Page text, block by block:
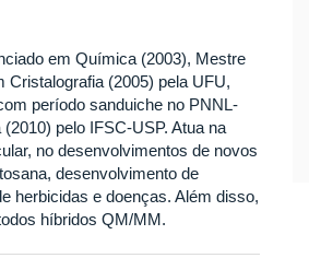
em Química (2003), Mestre
(2005) pela UFU,
período sanduiche no PNNL-
pelo IFSC-USP. Atua na
no desenvolvimentos de novos
desenvolvimento de
herbicidas e doenças. Além disso,
híbridos QM/MM.